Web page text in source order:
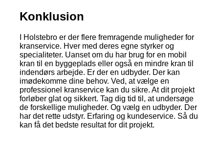
Konklusion
I Holstebro er der flere fremragende muligheder for
kranservice. Hver med deres egne styrker og
specialiteter. Uanset om du har brug for en mobil
kran til en byggeplads eller også en mindre kran til
indendørs arbejde. Er der en udbyder. Der kan
imødekomme dine behov. Ved, at vælge en
professionel kranservice kan du sikre. At dit projekt
forløber glat og sikkert. Tag dig tid til, at undersøge
de forskellige muligheder. Og vælg en udbyder. Der
har det rette udstyr. Erfaring og kundeservice. Så du
kan få det bedste resultat for dit projekt.